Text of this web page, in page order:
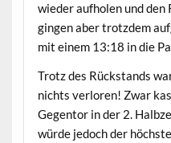
wieder aufholen und
gingen aber trotzdem
mit einem 13:18 in die
Trotz des Rückstands
nichts verloren! Zwar
Gegentor in der 2.
würde jedoch der